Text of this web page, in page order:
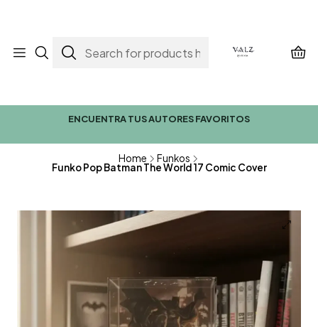
ENCUENTRA TUS AUTORES FAVORITOS
Home Funkos
Funko Pop Batman The World 17 Comic Cover